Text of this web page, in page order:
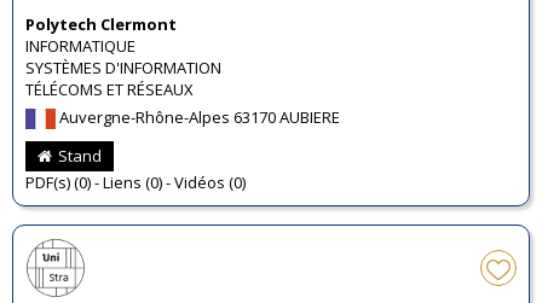
Polytech Clermont
INFORMATIQUE
SYSTÈMES D'INFORMATION
TÉLÉCOMS ET RÉSEAUX
Auvergne-Rhône-Alpes 63170 AUBIERE
Stand
PDF(s) (0) - Liens (0) - Vidéos (0)